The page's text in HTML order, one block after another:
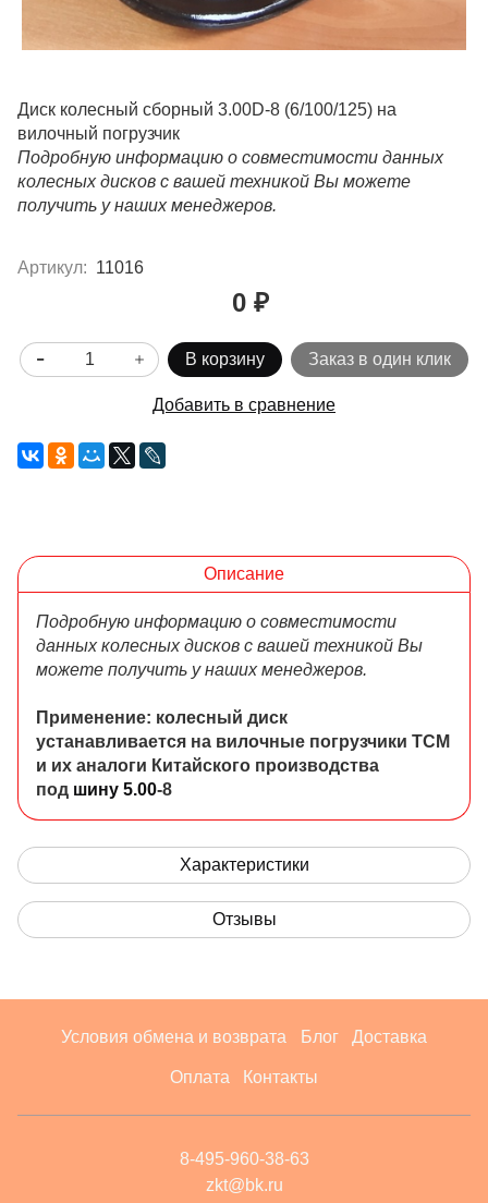
Диск колесный сборный 3.00D-8 (6/100/125) на
вилочный погрузчик
Подробную информацию о совместимости данных
колесных дисков с вашей техникой Вы можете
получить у наших менеджеров.
Артикул: 11016
0 ₽
В корзину Заказ в один клик
Добавить в сравнение
Описание
Подробную информацию о совместимости
данных колесных дисков с вашей техникой Вы
можете получить у наших менеджеров.
Применение: колесный диск
устанавливается на вилочные погрузчики TCM
и их аналоги Китайского производства
под шину 5.00-8
Характеристики
Отзывы
Условия обмена и возврата Блог Доставка
Оплата Контакты
8-495-960-38-63
zkt@bk.ru